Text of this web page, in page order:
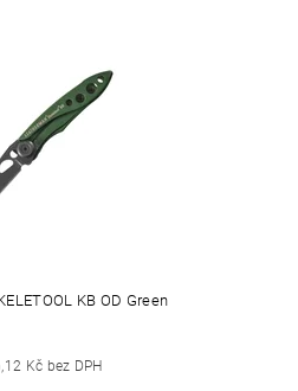
KB OD Green
Kč bez DPH